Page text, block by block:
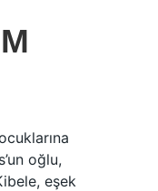
oğlu,
eşek